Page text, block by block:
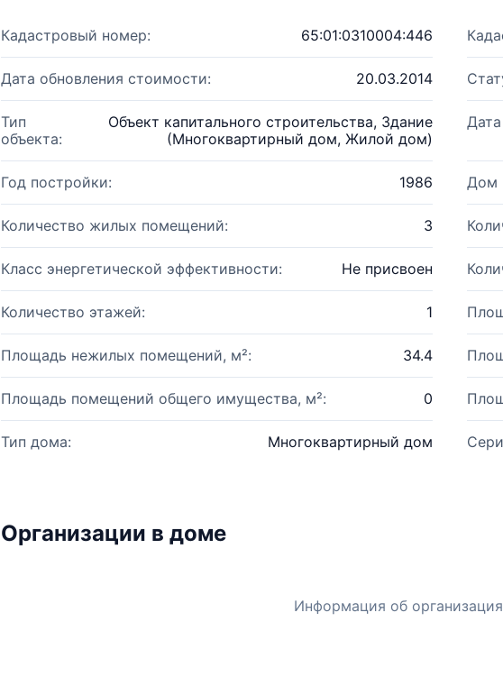
Кадастровый номер: 65:01:0310004:446
Дата обновления стоимости: 20.03.2014
Тип
объекта:
Объект капитального строительства, Здание
(Многоквартирный дом, Жилой дом)
Год постройки: 1986 Дом
Количество жилых помещений: 3
Класс энергетической эффективности: Не присвоен
Количество этажей: 1
Площадь нежилых помещений, м²: 34.4
Площадь помещений общего имущества, м²: 0
Тип дома: Многоквартирный дом
Организации в доме
Информация об